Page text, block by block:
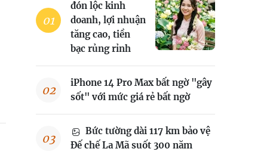
đón lộc kinh
doanh, lợi nhuận
tăng cao, tiền
bạc rủng rỉnh
iPhone 14 Pro Max bất ngờ "gây
sốt" với mức giá rẻ bất ngờ
Bức tường dài 117 km bảo vệ
Đế chế La Mã suốt 300 năm